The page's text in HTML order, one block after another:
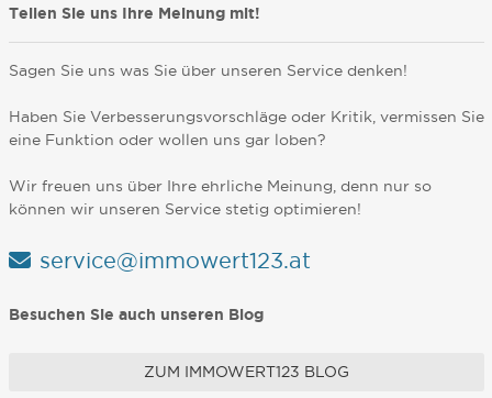
Teilen Sie uns Ihre Meinung mit!
Sagen Sie uns was Sie über unseren Service denken!
Haben Sie Verbesserungsvorschläge oder Kritik, vermissen Sie
eine Funktion oder wollen uns gar loben?
Wir freuen uns über Ihre ehrliche Meinung, denn nur so
können wir unseren Service stetig optimieren!
service@immowert123.at
Besuchen Sie auch unseren Blog
ZUM IMMOWERT123 BLOG